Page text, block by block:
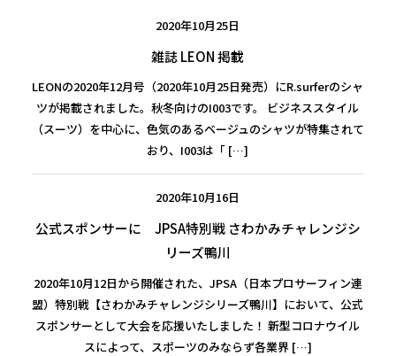
2020年10月25日
雑誌 LEON 掲載
LEONの2020年12月号（2020年10月25日発売）にR.surferのシャ
ツが掲載されました。秋冬向けのI003です。 ビジネススタイル
（スーツ）を中心に、色気のあるベージュのシャツが特集されて
おり、I003は「 […]
2020年10月16日
公式スポンサーに JPSA特別戦 さわかみチャレンジシ
リーズ鴨川
2020年10月12日から開催された、JPSA（日本プロサーフィン連
盟）特別戦【さわかみチャレンジシリーズ鴨川】において、公式
スポンサーとして大会を応援いたしました！ 新型コロナウイル
スによって、スポーツのみならず各業界 […]